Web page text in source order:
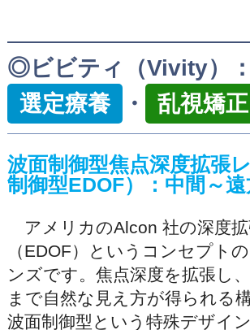
◎ビビティ（Vivity）：
選定療養
・ 乱視矯
波面制御型焦点深度拡張
制御型EDOF）：中間～
アメリカのAlcon 社の深度拡
（EDOF）というコンセプト
ンズです。焦点深度を拡張し
まで自然な見え方が得られる
波面制御型という特殊デザイ